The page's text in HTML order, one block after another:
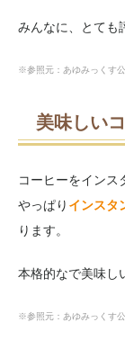
みんなに、とても
※参照元：あゆみっくす
美味しい
コーヒーをインス
やっぱり インスタ
ります。
本格的なで美味し
※参照元：あゆみっくす